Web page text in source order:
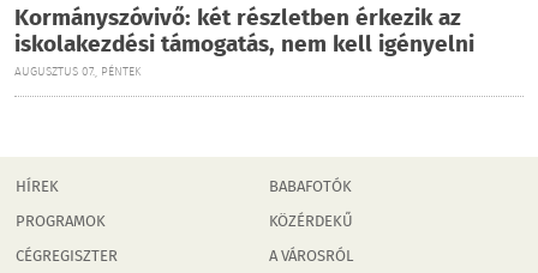
Kormányszóvivő: két részletben érkezik az
iskolakezdési támogatás, nem kell igényelni
AUGUSZTUS 07., PÉNTEK
HÍREK
PROGRAMOK
CÉGREGISZTER
BABAFOTÓK
KÖZÉRDEKŰ
A VÁROSRÓL